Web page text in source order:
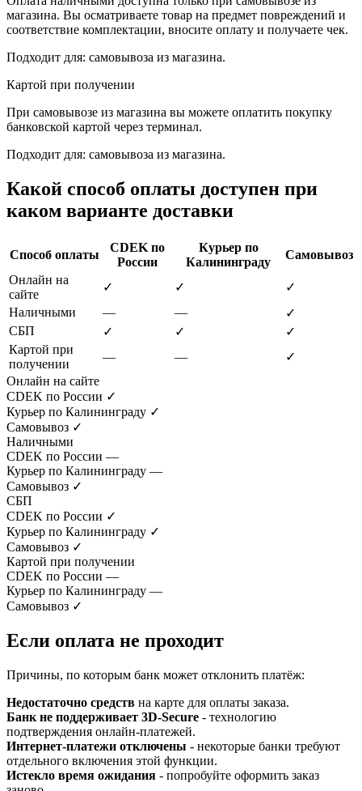
магазина. Вы осматриваете товар на предмет повреждений и
соответствие комплектации, вносите оплату и получаете чек.
Подходит для: самовывоза из магазина.
Картой при получении
При самовывозе из магазина вы можете оплатить покупку
банковской картой через терминал.
Подходит для: самовывоза из магазина.
Какой способ оплаты доступен при
каком варианте доставки
Способ оплаты
CDEK по
России
Курьер по
Калининграду
Самовывоз
Онлайн на
сайте
✓ ✓
✓
Наличными
— —
✓
СБП
✓ ✓
✓
Картой при
получении
— —
✓
Онлайн на сайте
CDEK по России ✓
Курьер по Калининграду ✓
Самовывоз ✓
Наличными
CDEK по России —
Курьер по Калининграду —
Самовывоз ✓
СБП
CDEK по России ✓
Курьер по Калининграду ✓
Самовывоз ✓
Картой при получении
CDEK по России —
Курьер по Калининграду —
Самовывоз ✓
Если оплата не проходит
Причины, по которым банк может отклонить платёж:
Недостаточно средств на карте для оплаты заказа.
Банк не поддерживает 3D-Secure - технологию
подтверждения онлайн-платежей.
Интернет-платежи отключены - некоторые банки требуют
отдельного включения этой функции.
Истекло время ожидания - попробуйте оформить заказ